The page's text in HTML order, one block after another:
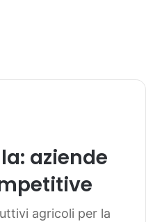
aziende
agricoli per la